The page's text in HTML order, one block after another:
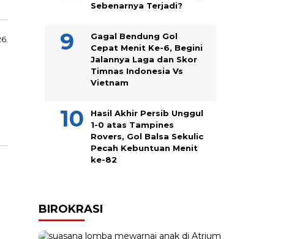
Sebenarnya Terjadi?
Gagal Bendung Gol
Cepat Menit Ke-6, Begini
Jalannya Laga dan Skor
Timnas Indonesia Vs
Vietnam
Hasil Akhir Persib Unggul
1-0 atas Tampines
Rovers, Gol Balsa Sekulic
Pecah Kebuntuan Menit
ke-82
BIROKRASI